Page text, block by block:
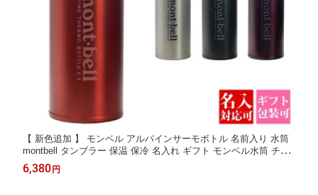
【 新色追加 】 モンベル アルパインサーモボトル 名前入り 水筒
montbell タンブラー 保温 保冷 名入れ ギフト モンベル水筒 チタ
ン水筒 アルパイン サーモボトル 0.5l マグボトル アウトドア キャ
ンプ コンパクト スポーツドリンク対応 スポーツ飲料対応
6,380 円